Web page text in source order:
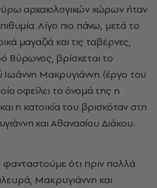
αρχαιολογικών χώρων ήταν
Λίγο πιο πάνω, μετά το
μαγαζιά και τις ταβέρνες,
Βύρωνος, βρίσκεται το
Μακρυγιάννη (έργο του
οφείλει το όνομά της η
η κατοικία του βρισκόταν στη
και Αθανασίου Διάκου.
Μακρυγιάννη και